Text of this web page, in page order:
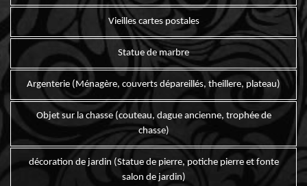
Vieilles cartes postales
Statue de marbre
Argenterie (Ménagère, couverts dépareillés, theillere, plateau)
Objet sur la chasse (couteau, dague ancienne, trophée de
chasse)
décoration de jardin (Statue de pierre, potiche pierre et fonte
salon de jardin)